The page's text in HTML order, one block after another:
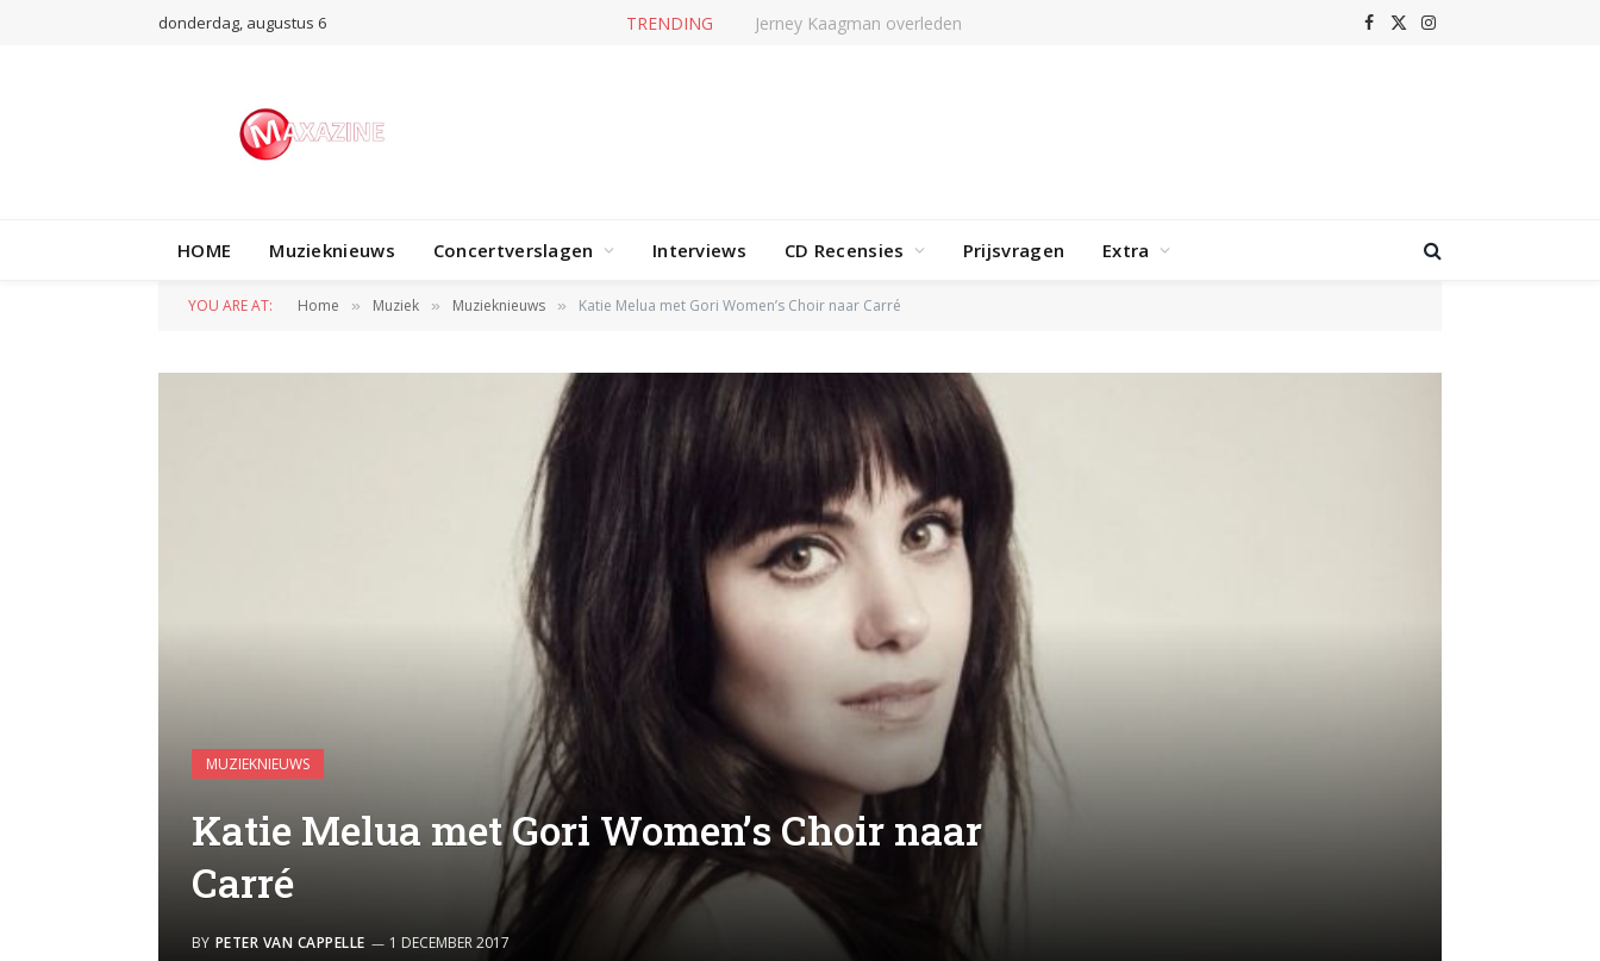
donderdag, augustus 6 TRENDING Jerney Kaagman overleden Facebook
X
Instagram
HOME Muzieknieuws Concertverslagen Interviews CD Recensies Prijsvragen Extra
YOU ARE AT: Home » Muziek » Muzieknieuws » Katie Melua met Gori Women’s Choir naar Carré
MUZIEKNIEUWS
Katie Melua met Gori Women’s Choir naar
Carré
BY PETER VAN CAPPELLE 1 DECEMBER 2017